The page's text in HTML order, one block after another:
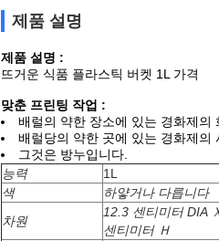
제품 설명
제품 설명 :
뜨거운 식품 플라스틱 버켓 1L 가격
맞춘 프린팅 작업 :
배럴의 약한 장소에 있는 경화제의
배럴당의 약한 곳에 있는 경화제의
그것은 방누입니다.
능력
1L
색
하얗거나 다릅니다
차원
12.3 센티미터 DIA
센티미터 Ｈ